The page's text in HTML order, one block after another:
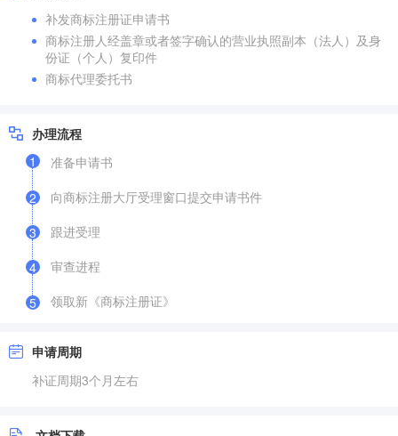
补发商标注册证申请书
商标注册人经盖章或者签字确认的营业执照副本（法人）及身
份证（个人）复印件
商标代理委托书
办理流程
1
准备申请书
2
向商标注册大厅受理窗口提交申请书件
3
跟进受理
4
审查进程
5 领取新《商标注册证》
申请周期
补证周期3个月左右